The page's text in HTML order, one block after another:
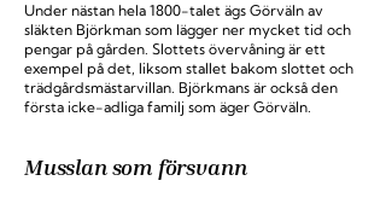
Under nästan hela 1800-talet ägs Görväln av
släkten Björkman som lägger ner mycket tid och
pengar på gården. Slottets övervåning är ett
exempel på det, liksom stallet bakom slottet och
trädgårdsmästarvillan. Björkmans är också den
första icke-adliga familj som äger Görväln.
Musslan som försvann